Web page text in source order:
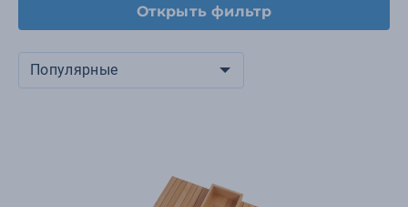
Открыть фильтр
Популярные